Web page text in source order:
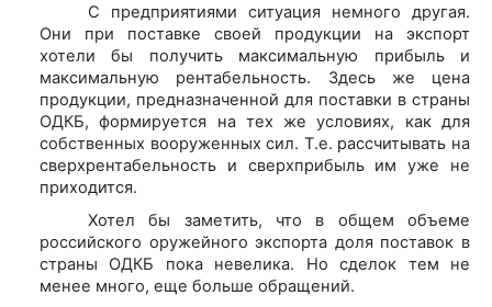
С предприятиями ситуация немного другая.
Они при поставке своей продукции на экспорт
хотели бы получить максимальную прибыль и
максимальную рентабельность. Здесь же цена
продукции, предназначенной для поставки в страны
ОДКБ, формируется на тех же условиях, как для
собственных вооруженных сил. Т.е. рассчитывать на
сверхрентабельность и сверхприбыль им уже не
приходится.
Хотел бы заметить, что в общем объеме
российского оружейного экспорта доля поставок в
страны ОДКБ пока невелика. Но сделок тем не
менее много, еще больше обращений.